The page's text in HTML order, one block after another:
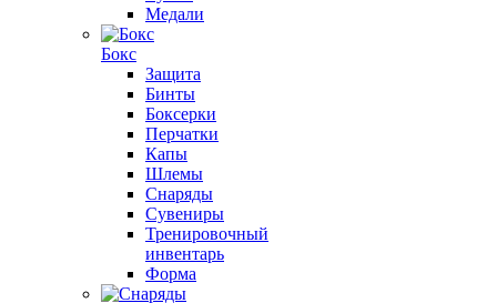
Медали
Бокс
Защита
Бинты
Боксерки
Перчатки
Капы
Шлемы
Снаряды
Сувениры
Тренировочный
инвентарь
Форма